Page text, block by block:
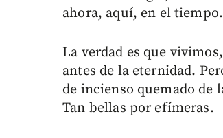
ahora, aquí, en el
La verdad es que
antes de la eternidad.
de incienso quemado de
Tan bellas por efímeras.